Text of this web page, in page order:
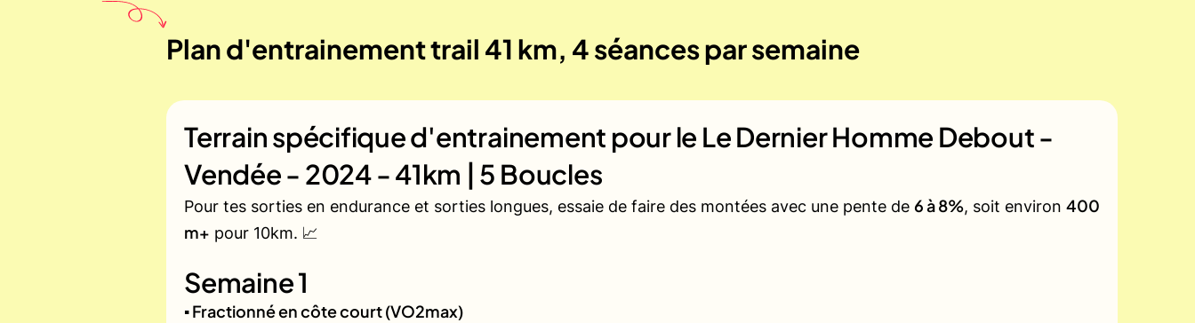
Plan d'entrainement trail 41 km, 4 séances par semaine
Terrain spécifique d'entrainement pour le Le Dernier Homme Debout -
Vendée - 2024 - 41km | 5 Boucles
Pour tes sorties en endurance et sorties longues, essaie de faire des montées avec une pente de 6 à 8%, soit environ 400
m+ pour 10km. 📈
Semaine 1
▪️ Fractionné en côte court (VO2max)